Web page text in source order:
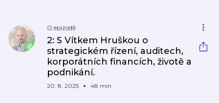
O epizodě
2: S Vítkem Hruškou o
strategickém řízení, auditech,
korporátních financích, životě a
podnikání.
20. 8. 2025 48 min